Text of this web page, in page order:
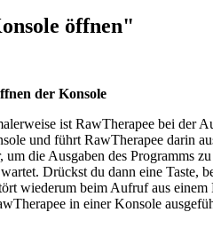
öffnen"
der Konsole
ist RawTherapee bei der
und führt RawTherapee darin
um die Ausgaben des Programms
Drückst du dann eine Taste,
wiederum beim Aufruf aus
in einer Konsole